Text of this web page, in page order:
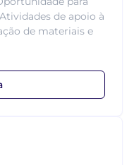
de apoio à
de materiais e